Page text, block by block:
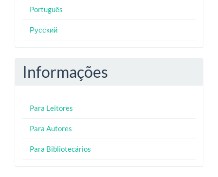
Português
Русский
Informações
Para Leitores
Para Autores
Para Bibliotecários